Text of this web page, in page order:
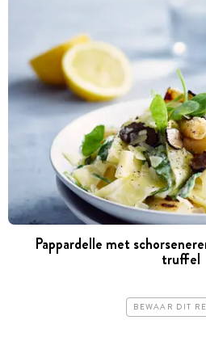
Pappardelle met
truffel
BEWAAR DIT